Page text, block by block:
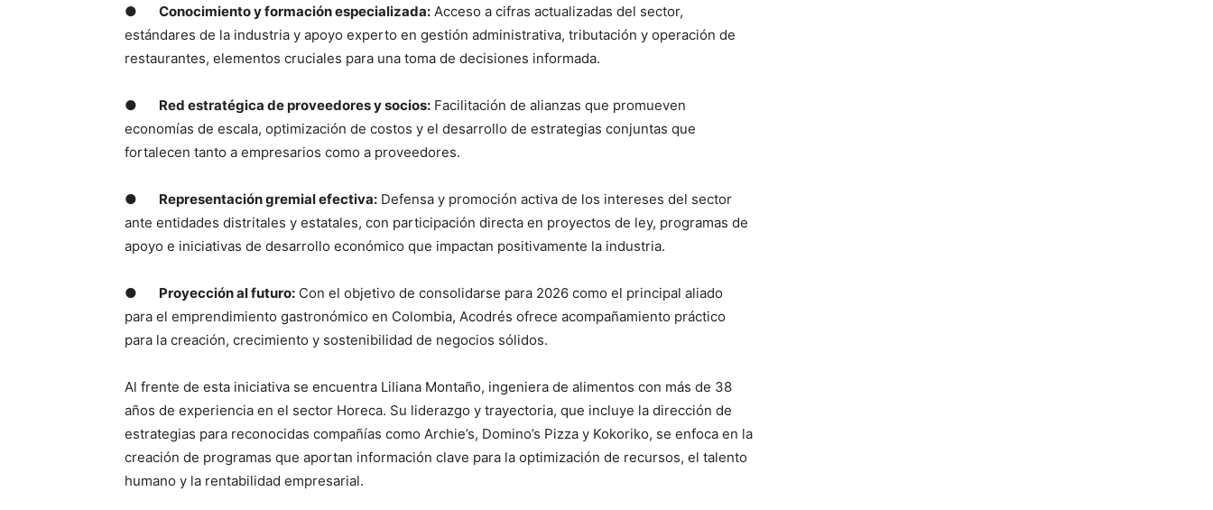
● Conocimiento y formación especializada: Acceso a cifras actualizadas del sector,
estándares de la industria y apoyo experto en gestión administrativa, tributación y operación de
restaurantes, elementos cruciales para una toma de decisiones informada.
● Red estratégica de proveedores y socios: Facilitación de alianzas que promueven
economías de escala, optimización de costos y el desarrollo de estrategias conjuntas que
fortalecen tanto a empresarios como a proveedores.
● Representación gremial efectiva: Defensa y promoción activa de los intereses del sector
ante entidades distritales y estatales, con participación directa en proyectos de ley, programas de
apoyo e iniciativas de desarrollo económico que impactan positivamente la industria.
● Proyección al futuro: Con el objetivo de consolidarse para 2026 como el principal aliado
para el emprendimiento gastronómico en Colombia, Acodrés ofrece acompañamiento práctico
para la creación, crecimiento y sostenibilidad de negocios sólidos.
Al frente de esta iniciativa se encuentra Liliana Montaño, ingeniera de alimentos con más de 38
años de experiencia en el sector Horeca. Su liderazgo y trayectoria, que incluye la dirección de
estrategias para reconocidas compañías como Archie’s, Domino’s Pizza y Kokoriko, se enfoca en la
creación de programas que aportan información clave para la optimización de recursos, el talento
humano y la rentabilidad empresarial.